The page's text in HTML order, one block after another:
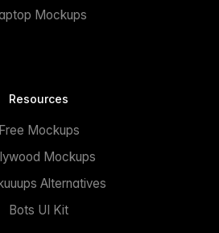
Mockups
Resources
Free Mockups
Mockups
Alternatives
Bots UI Kit